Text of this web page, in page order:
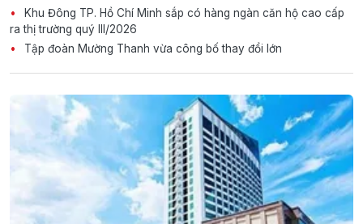
Khu Đông TP. Hồ Chí Minh sắp có hàng ngàn căn hộ cao cấp
ra thị trường quý III/2026
Tập đoàn Mường Thanh vừa công bố thay đổi lớn